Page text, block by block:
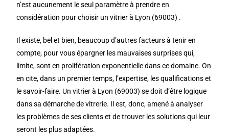
n’est aucunement le seul paramètre à prendre en
considération pour choisir un vitrier à Lyon (69003) .
Il existe, bel et bien, beaucoup d’autres facteurs à tenir en
compte, pour vous épargner les mauvaises surprises qui,
limite, sont en prolifération exponentielle dans ce domaine. On
en cite, dans un premier temps, l’expertise, les qualifications et
le savoir-faire. Un vitrier à Lyon (69003) se doit d’être logique
dans sa démarche de vitrerie. Il est, donc, amené à analyser
les problèmes de ses clients et de trouver les solutions qui leur
seront les plus adaptées.